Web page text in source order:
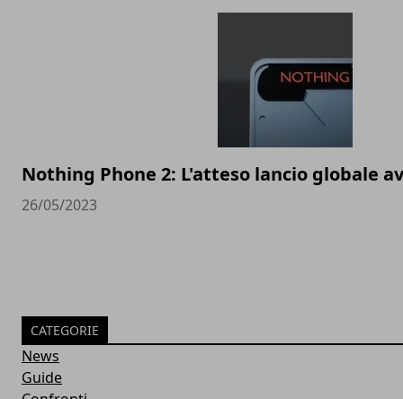
Nothing Phone 2: L'atteso lancio globale
26/05/2023
CATEGORIE
News
Guide